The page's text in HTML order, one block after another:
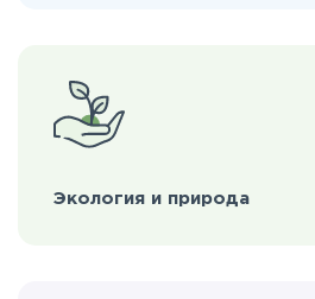
Экология и природа